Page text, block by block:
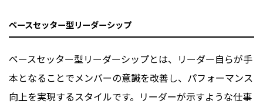
ペースセッター型リーダーシップ
ペースセッター型リーダーシップとは、リーダー自らが手
本となることでメンバーの意識を改善し、パフォーマンス
向上を実現するスタイルです。リーダーが示すような仕事